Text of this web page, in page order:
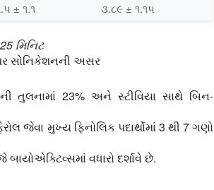
± ૧.૧ ૩.૮૯ ± ૧.૧૫
મિનિટ
સોનિકેશનની અસર
તુલનામાં 23% અને સ્ટીવિયા સાથે બિન-
જેવા મુખ્ય ફિનોલિક પદાર્થોમાં 3 થી 7 ગણો
વધારો દર્શાવે છે.